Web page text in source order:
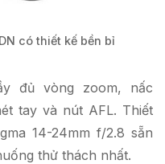
có thiết kế bền bỉ
đủ vòng zoom, nấc
tay và nút AFL. Thiết
14-24mm f/2.8 sẵn
thử thách nhất.